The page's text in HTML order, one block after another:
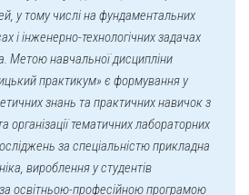
у тому числі на фундаментальних
і інженерно-технологічних задачах
Метою навчальної дисципліни
практикум» є формування у
знань та практичних навичок з
організації тематичних лабораторних
за спеціальністю прикладна
вироблення у студентів
за освітньою-професійною програмою